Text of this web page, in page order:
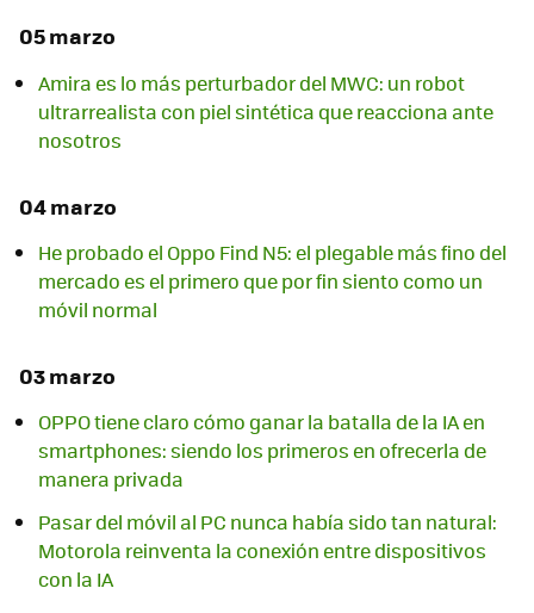
05 marzo
Amira es lo más perturbador del MWC: un robot
ultrarrealista con piel sintética que reacciona ante
nosotros
04 marzo
He probado el Oppo Find N5: el plegable más fino del
mercado es el primero que por fin siento como un
móvil normal
03 marzo
OPPO tiene claro cómo ganar la batalla de la IA en
smartphones: siendo los primeros en ofrecerla de
manera privada
Pasar del móvil al PC nunca había sido tan natural:
Motorola reinventa la conexión entre dispositivos
con la IA